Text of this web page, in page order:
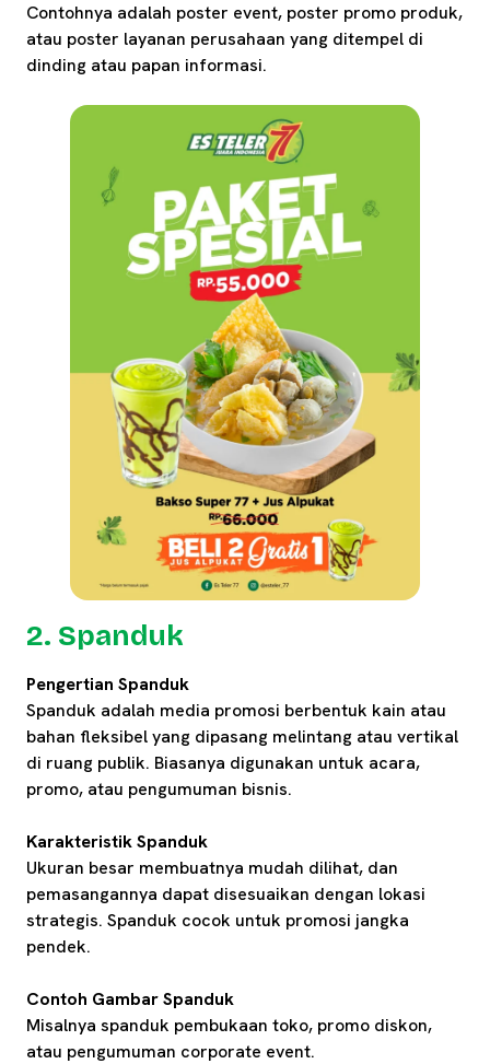
Contohnya adalah poster event, poster promo produk,
atau poster layanan perusahaan yang ditempel di
dinding atau papan informasi.
2. Spanduk
Pengertian Spanduk
Spanduk adalah media promosi berbentuk kain atau
bahan fleksibel yang dipasang melintang atau vertikal
di ruang publik. Biasanya digunakan untuk acara,
promo, atau pengumuman bisnis.
Karakteristik Spanduk
Ukuran besar membuatnya mudah dilihat, dan
pemasangannya dapat disesuaikan dengan lokasi
strategis. Spanduk cocok untuk promosi jangka
pendek.
Contoh Gambar Spanduk
Misalnya spanduk pembukaan toko, promo diskon,
atau pengumuman corporate event.